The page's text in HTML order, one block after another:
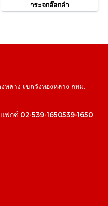
กระจกอ๊อกดำ
ลาง เขตวังทองหลาง กทม.
ฟกซ์ 02-539-1650539-1650